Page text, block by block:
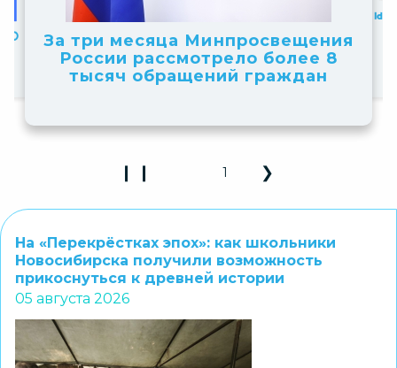
10
За три месяца Минпросвещения
России рассмотрело более 8
тысяч обращений граждан
10
получение статуса «Площадка
НТО» 2026–2027 учебного года
Play Pause 3D Carousel
❙ ❙ 1
Next Slide
❯
На «Перекрёстках эпох»: как школьники
Новосибирска получили возможность
прикоснуться к древней истории
05 августа 2026